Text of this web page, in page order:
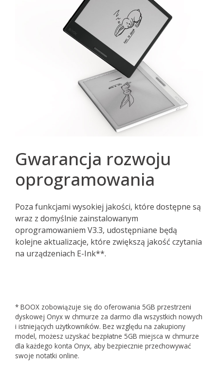
Gwarancja rozwoju
oprogramowania
Poza funkcjami wysokiej jakości, które dostępne są
wraz z domyślnie zainstalowanym
oprogramowaniem V3.3, udostępniane będą
kolejne aktualizacje, które zwiększą jakość czytania
na urządzeniach E-Ink**.
* BOOX zobowiązuje się do oferowania 5GB przestrzeni
dyskowej Onyx w chmurze za darmo dla wszystkich nowych
i istniejących użytkowników. Bez względu na zakupiony
model, możesz uzyskać bezpłatne 5GB miejsca w chmurze
dla każdego konta Onyx, aby bezpiecznie przechowywać
swoje notatki online.